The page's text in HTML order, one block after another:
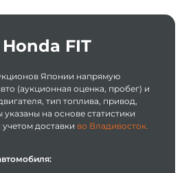
FIT
Японии напрямую
(аукционная оценка, пробег) и
тип топлива, привод,
на основе статистики
доставки во Владивосток.